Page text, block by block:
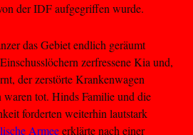
der IDF aufgegriffen wurde.
das Gebiet endlich geräumt
zerfressene Kia und,
der zerstörte Krankenwagen
waren tot. Hinds Familie und die
forderten weiterhin lautstark
Armeeerklärte nach einer